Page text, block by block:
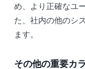
め、より正確なユ
た、社内の他のシ
ます。
その他の重要カ